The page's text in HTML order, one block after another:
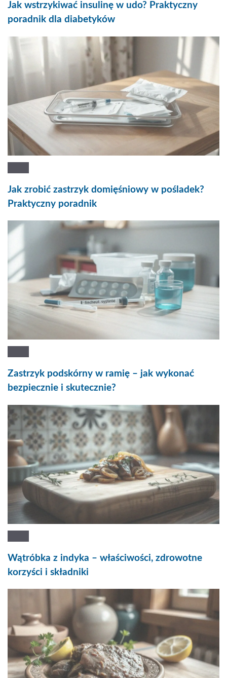
Jak wstrzykiwać insulinę w udo? Praktyczny
poradnik dla diabetyków
Jak zrobić zastrzyk domięśniowy w pośladek?
Praktyczny poradnik
Zastrzyk podskórny w ramię – jak wykonać
bezpiecznie i skutecznie?
Wątróbka z indyka – właściwości, zdrowotne
korzyści i składniki